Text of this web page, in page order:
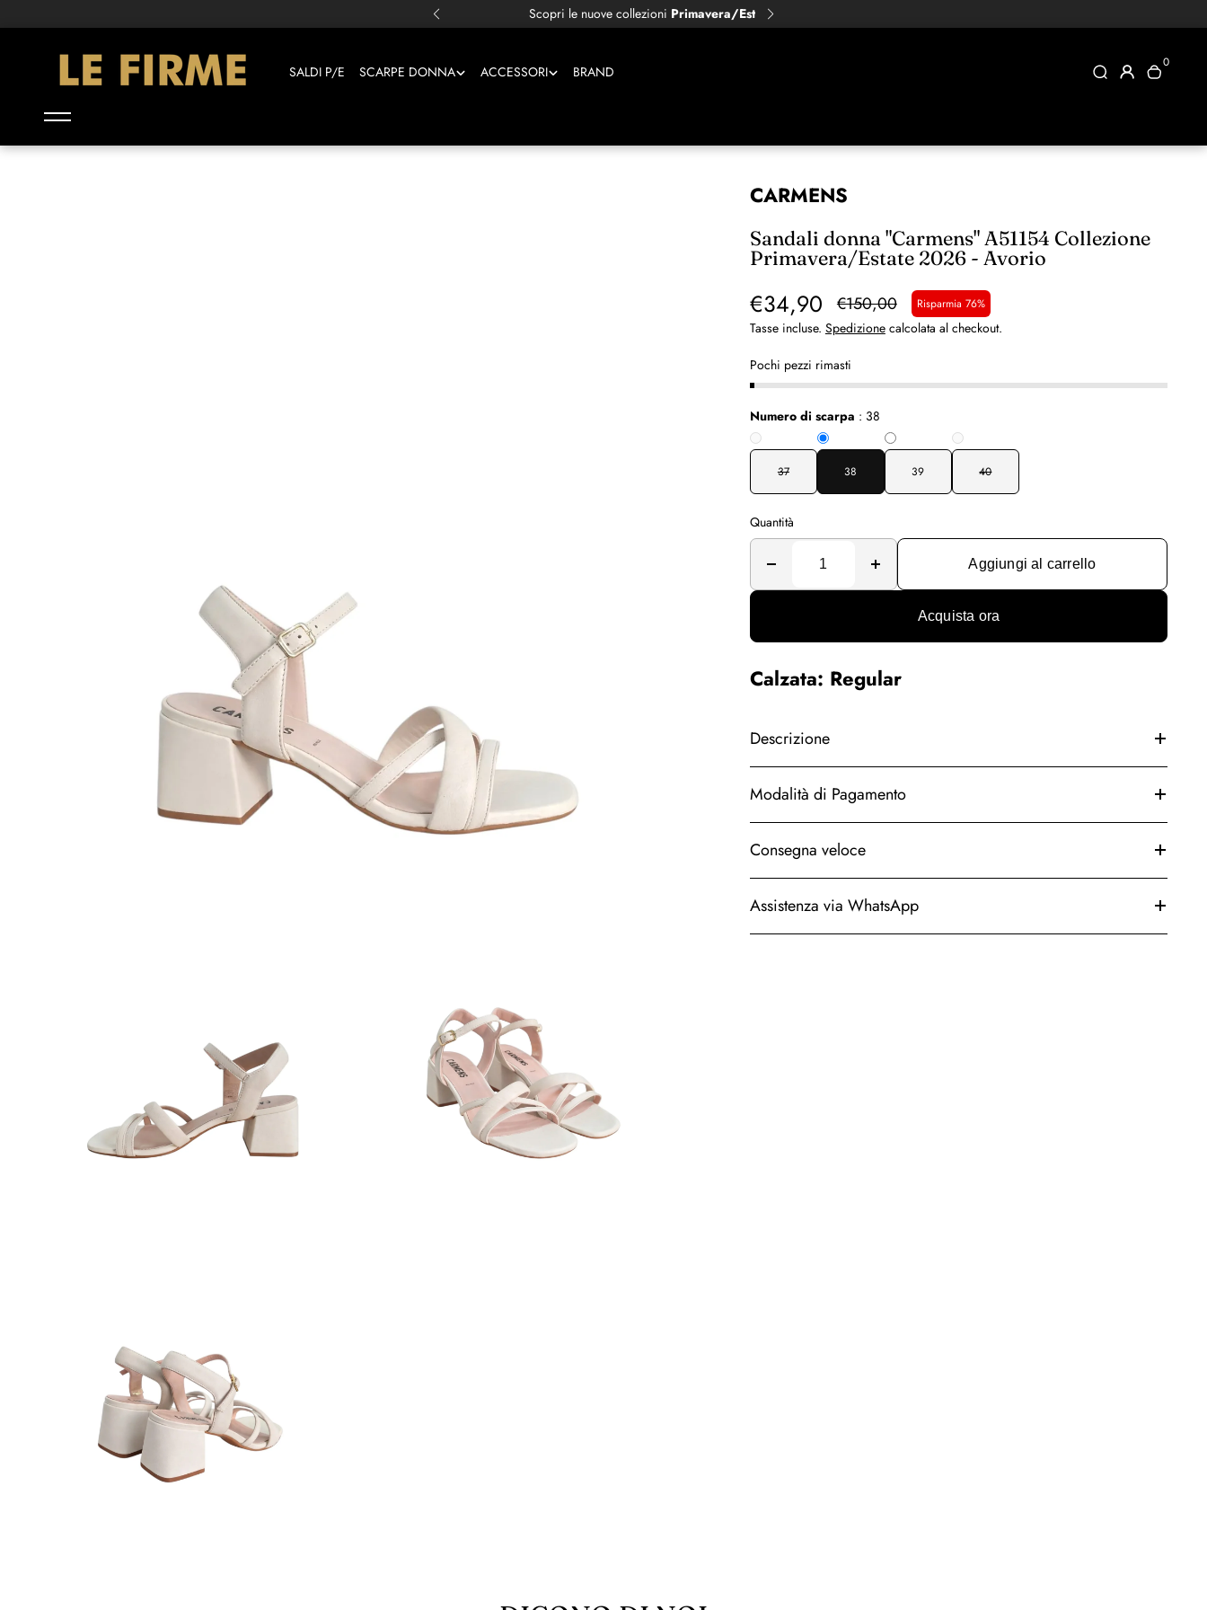
Scopri le nuove collezioniPrimavera/Estate!
SALDI P/E SCARPE DONNA ACCESSORI BRAND
0
CARMENS
Sandali donna "Carmens" A51154 Collezione
Primavera/Estate 2026 - Avorio
€34,90 €150,00 Risparmia 76%
Tasse incluse. Spedizionecalcolata al checkout.
Pochi pezzi rimasti
Numero di scarpa : 38
37 38 39 40
Quantità
Aggiungi al carrello
Acquista ora
Calzata: Regular
Descrizione
Modalità di Pagamento
Consegna veloce
Assistenza via WhatsApp